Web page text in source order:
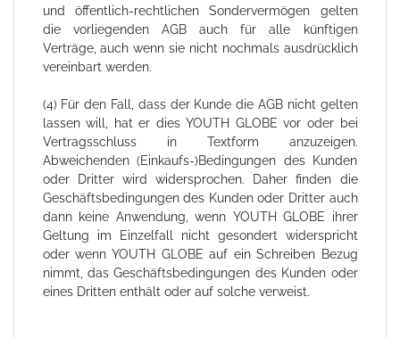
und öffentlich-rechtlichen Sondervermögen gelten
die vorliegenden AGB auch für alle künftigen
Verträge, auch wenn sie nicht nochmals ausdrücklich
vereinbart werden.
(4) Für den Fall, dass der Kunde die AGB nicht gelten
lassen will, hat er dies YOUTH GLOBE vor oder bei
Vertragsschluss in Textform anzuzeigen.
Abweichenden (Einkaufs-)Bedingungen des Kunden
oder Dritter wird widersprochen. Daher finden die
Geschäftsbedingungen des Kunden oder Dritter auch
dann keine Anwendung, wenn YOUTH GLOBE ihrer
Geltung im Einzelfall nicht gesondert widerspricht
oder wenn YOUTH GLOBE auf ein Schreiben Bezug
nimmt, das Geschäftsbedingungen des Kunden oder
eines Dritten enthält oder auf solche verweist.